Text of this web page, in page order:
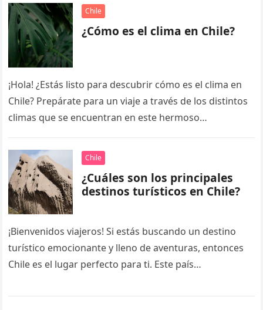
Chile
¿Cómo es el clima en Chile?
¡Hola! ¿Estás listo para descubrir cómo es el clima en
Chile? Prepárate para un viaje a través de los distintos
climas que se encuentran en este hermoso…
Chile
¿Cuáles son los principales
destinos turísticos en Chile?
¡Bienvenidos viajeros! Si estás buscando un destino
turístico emocionante y lleno de aventuras, entonces
Chile es el lugar perfecto para ti. Este país